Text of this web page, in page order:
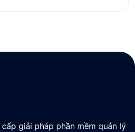
giải pháp phần mềm quản lý